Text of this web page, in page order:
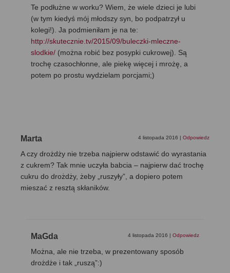
Te podłużne w worku? Wiem, że wiele dzieci je lubi
(w tym kiedyś mój młodszy syn, bo podpatrzył u
kolegi!). Ja podmieniłam je na te:
http://skutecznie.tv/2015/09/buleczki-mleczne-
slodkie/ (można robić bez posypki cukrowej). Są
trochę czasochłonne, ale piekę więcej i mrożę, a
potem po prostu wydzielam porcjami;)
Marta 4 listopada 2016 | Odpowiedz
A czy drożdży nie trzeba najpierw odstawić do wyrastania
z cukrem? Tak mnie uczyła babcia – najpierw dać trochę
cukru do drożdży, żeby „ruszyły”, a dopiero potem
mieszać z resztą skłaników.
MaGda 4 listopada 2016 | Odpowiedz
Można, ale nie trzeba, w prezentowany sposób
drożdże i tak „ruszą”:)